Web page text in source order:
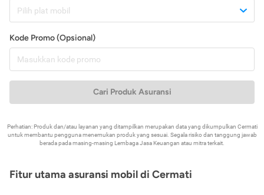
Pilih plat mobil
Kode Promo (Opsional)
Cari Produk Asuransi
Perhatian: Produk dan/atau layanan yang ditampilkan merupakan data yang dikumpulkan Cermati
untuk membantu pengguna menemukan produk yang sesuai. Segala risiko dan tanggung jawab
berada pada masing-masing Lembaga Jasa Keuangan atau mitra terkait.
Fitur utama asuransi mobil di Cermati